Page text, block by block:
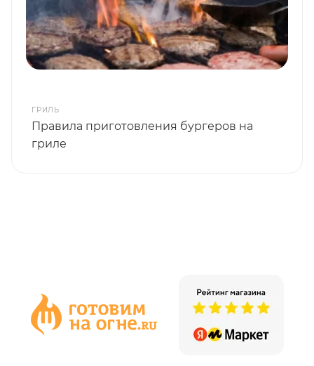
ГРИЛЬ
Правила приготовления бургеров на
гриле